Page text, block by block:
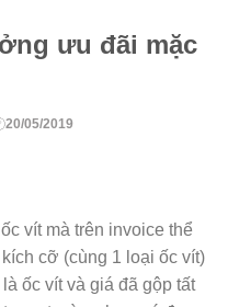
ưu đãi mặc
20/05/2019
vít mà trên invoice thể
cỡ (cùng 1 loại ốc vít)
ốc vít và giá đã gộp tất